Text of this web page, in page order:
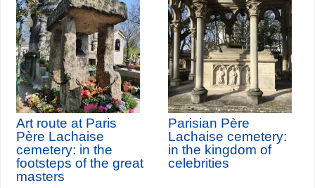
Art route at Paris
Père Lachaise
cemetery: in the
footsteps of the great
masters
Parisian Père
Lachaise cemetery:
in the kingdom of
celebrities